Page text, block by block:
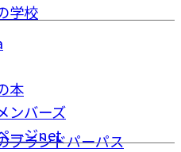
学校
本
ンバーズ
ージnet
ブランドパーパス